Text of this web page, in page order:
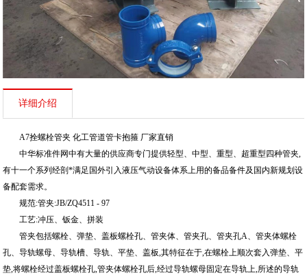
详细介绍
A7拴螺栓管夹 化工管道管卡抱箍 厂家直销
中华标准件网中有大量的供应商专门提供轻型、中型、重型、超重型四种管夹,
有十一个系列经剖*满足国外引入液压气动设备体系上用的备品备件及国内新规划设
备配套需求。
规范:管夹:JB/ZQ4511 - 97
工艺:冲压、钣金、拼装
管夹包括螺栓、弹垫、盖板螺栓孔、管夹体、管夹孔、管夹孔A、管夹体螺栓
孔、导轨螺母、导轨槽、导轨、平垫、盖板,其特征在于,在螺栓上顺次套入弹垫、平
垫,将螺栓经过盖板螺栓孔,管夹体螺栓孔后,经过导轨螺母固定在导轨上,所述的导轨